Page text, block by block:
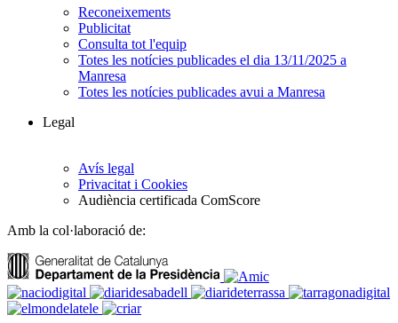
Reconeixements
Publicitat
Consulta tot l'equip
Totes les notícies publicades el dia 13/11/2025 a
Manresa
Totes les notícies publicades avui a Manresa
Legal
Avís legal
Privacitat i Cookies
Audiència certificada ComScore
Amb la col·laboració de: